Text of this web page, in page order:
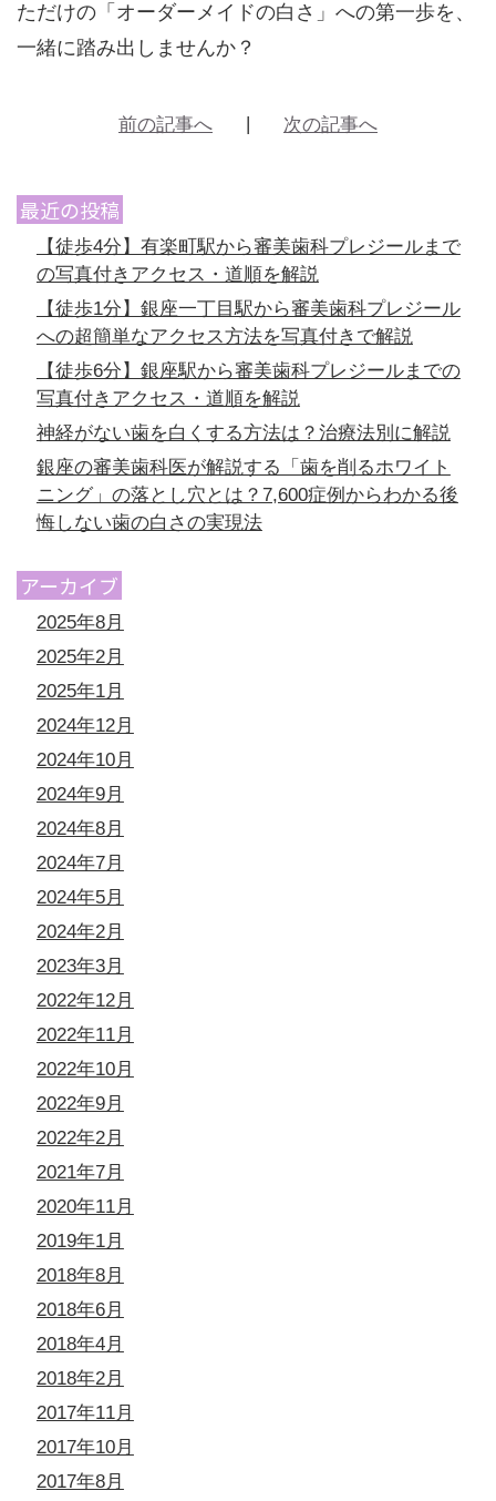
ただけの「オーダーメイドの白さ」への第一歩を、
一緒に踏み出しませんか？
前の記事へ 次の記事へ
最近の投稿
【徒歩4分】有楽町駅から審美歯科プレジールまで
の写真付きアクセス・道順を解説
【徒歩1分】銀座一丁目駅から審美歯科プレジール
への超簡単なアクセス方法を写真付きで解説
【徒歩6分】銀座駅から審美歯科プレジールまでの
写真付きアクセス・道順を解説
神経がない歯を白くする方法は？治療法別に解説
銀座の審美歯科医が解説する「歯を削るホワイト
ニング」の落とし穴とは？7,600症例からわかる後
悔しない歯の白さの実現法
アーカイブ
2025年8月
2025年2月
2025年1月
2024年12月
2024年10月
2024年9月
2024年8月
2024年7月
2024年5月
2024年2月
2023年3月
2022年12月
2022年11月
2022年10月
2022年9月
2022年2月
2021年7月
2020年11月
2019年1月
2018年8月
2018年6月
2018年4月
2018年2月
2017年11月
2017年10月
2017年8月